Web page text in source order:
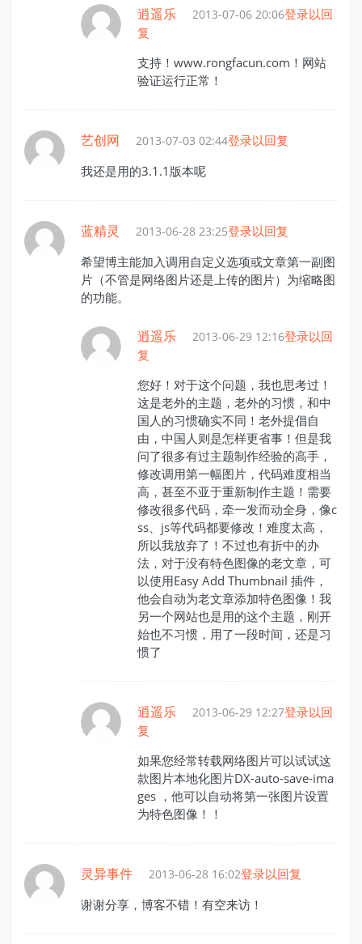
逍遥乐 2013-07-06 20:06登录以回
复
支持！www.rongfacun.com！网站
验证运行正常！
艺创网 2013-07-03 02:44登录以回复
我还是用的3.1.1版本呢
蓝精灵 2013-06-28 23:25登录以回复
希望博主能加入调用自定义选项或文章第一副图
片（不管是网络图片还是上传的图片）为缩略图
的功能。
逍遥乐 2013-06-29 12:16登录以回
复
您好！对于这个问题，我也思考过！
这是老外的主题，老外的习惯，和中
国人的习惯确实不同！老外提倡自
由，中国人则是怎样更省事！但是我
问了很多有过主题制作经验的高手，
修改调用第一幅图片，代码难度相当
高，甚至不亚于重新制作主题！需要
修改很多代码，牵一发而动全身，像c
ss、js等代码都要修改！难度太高，
所以我放弃了！不过也有折中的办
法，对于没有特色图像的老文章，可
以使用Easy Add Thumbnail 插件，
他会自动为老文章添加特色图像！我
另一个网站也是用的这个主题，刚开
始也不习惯，用了一段时间，还是习
惯了
逍遥乐 2013-06-29 12:27登录以回
复
如果您经常转载网络图片可以试试这
款图片本地化图片DX-auto-save-ima
ges ，他可以自动将第一张图片设置
为特色图像！！
灵异事件 2013-06-28 16:02登录以回复
谢谢分享，博客不错！有空来访！